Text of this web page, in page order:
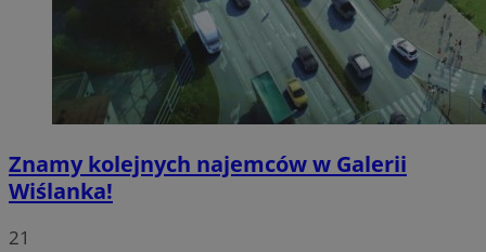
Znamy kolejnych najemców w Galerii
Wiślanka!
21